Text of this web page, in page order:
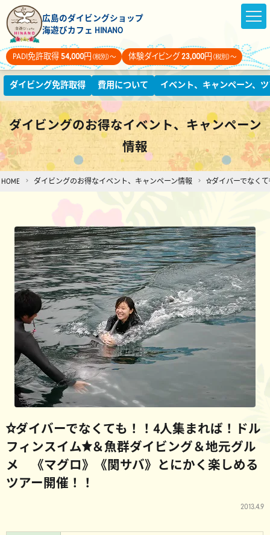
広島のダイビングショップ
海遊びカフェ HINANO
PADI免許取得54,000円 （税別）～ 体験ダイビング23,000円 （税別）～
ダイビング免許取得 費用について イベント、キャンペーン、
ダイビングのお得なイベント、キャンペーン
情報
HOME ダイビングのお得なイベント、キャンペーン情報 ☆ダイバーでなく
☆ダイバーでなくても！！4人集まれば！ドル
フィンスイム★＆魚群ダイビング＆地元グル
メ 《マグロ》《関サバ》とにかく楽しめる
ツアー開催！！
2013.4.9